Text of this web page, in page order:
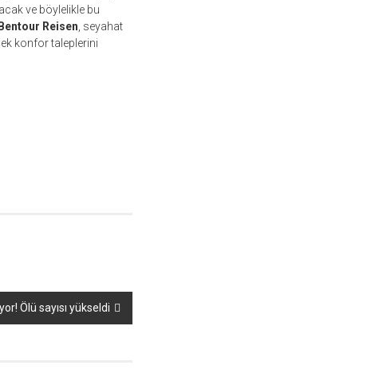
ve böylelikle bu
Bentour Reisen , seyahat
konfor taleplerini
Ölü sayısı yükseldi